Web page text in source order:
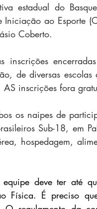
estadual do
ao Esporte
Coberto.
inscrições
de diversas
inscrições fora
os naipes de
Sub-18, em
hospedagem,
deve ter até
Física. É preciso